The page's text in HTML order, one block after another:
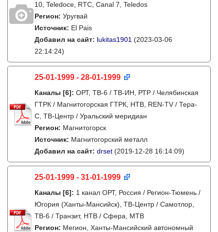
10, Teledoce, RTC, Canal 7, Teledos
Регион: Уругвай
Источник: El Pais
Добавил на сайт: lukitas1901 (2023-03-06
22:14:24)
25-01-1999 - 28-01-1999
Каналы [6]: ОРТ, ТВ-6 / ТВ-ИН, РТР / Челябинская
ГТРК / Магнитогорская ГТРК, НТВ, REN-TV / Тера-
С, ТВ-Центр / Уральский меридиан
Регион: Магнитогорск
Источник: Магнитогорский металл
Добавил на сайт: drset (2019-12-28 16:14:09)
25-01-1999 - 31-01-1999
Каналы [6]: 1 канал ОРТ, Россия / Регион-Тюмень /
Югория (Ханты-Мансийск), ТВ-Центр / Самотлор,
ТВ-6 / Транзит, НТВ / Сфера, МТВ
Регион: Мегион, Ханты-Мансийский автономный